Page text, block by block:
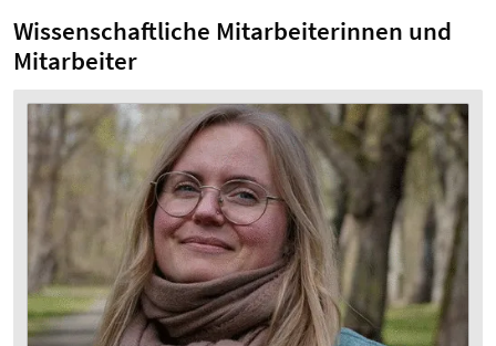
Wissenschaftliche Mitarbeiterinnen und
Mitarbeiter